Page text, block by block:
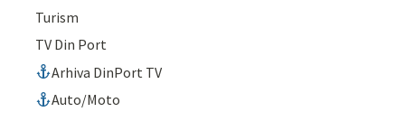
Turism
TV Din Port
Arhiva DinPort TV
Auto/Moto